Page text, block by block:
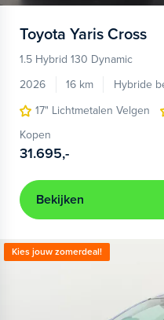
Toyota Yaris Cross
1.5 Hybrid 130 Dynamic
2026
16 km Hybride
17" Lichtmetalen Velgen
Kopen
31.695,-
Bekijken
Kies jouw zomerdeal!